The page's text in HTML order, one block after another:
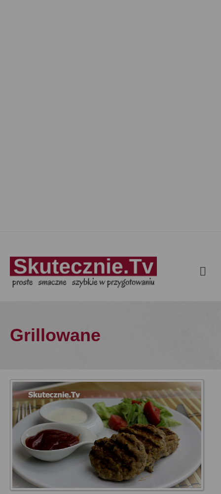
Grillowane